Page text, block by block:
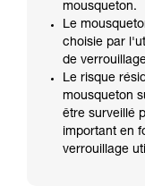
mousqueton.
Le
choisie par
de
Le risque
mousqueton
être surveillé
important en
verrouillage